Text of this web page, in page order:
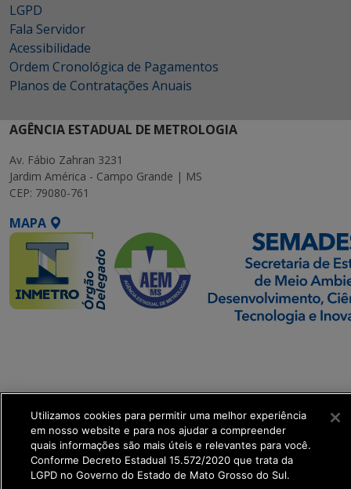
LGPD
Fala Servidor
Acessibilidade
Ordem Cronológica de Pagamentos
Planos de Contratações Anuais
AGÊNCIA ESTADUAL DE METROLOGIA
Av. Fábio Zahran 3231
Jardim América - Campo Grande | MS
CEP: 79080-761
MAPA
get_footer();
Utilizamos cookies para permitir uma melhor experiência
em nosso website e para nos ajudar a compreender
quais informações são mais úteis e relevantes para você.
Conforme Decreto Estadual 15.572/2020 que trata da
LGPD no Governo do Estado de Mato Grosso do Sul.